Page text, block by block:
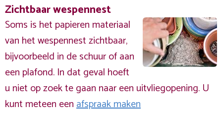
Zichtbaar wespennest
Soms is het papieren materiaal
van het wespennest zichtbaar,
bijvoorbeeld in de schuur of aan
een plafond. In dat geval hoeft
u niet op zoek te gaan naar een uitvliegopening. U
kunt meteen eenafspraak maken